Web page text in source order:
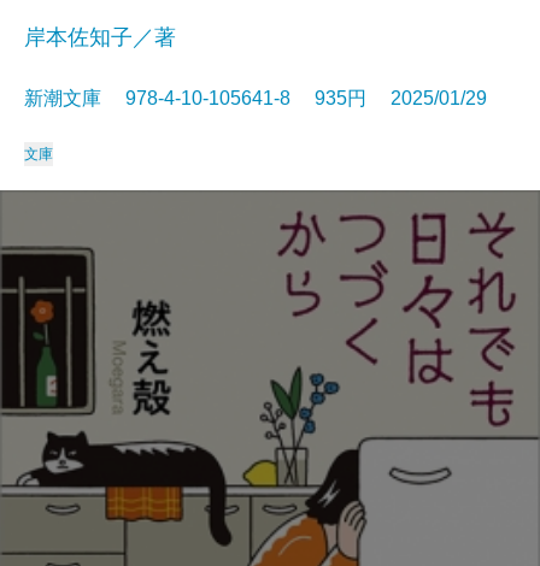
岸本佐知子／著
新潮文庫 978-4-10-105641-8 935円 2025/01/29
文庫